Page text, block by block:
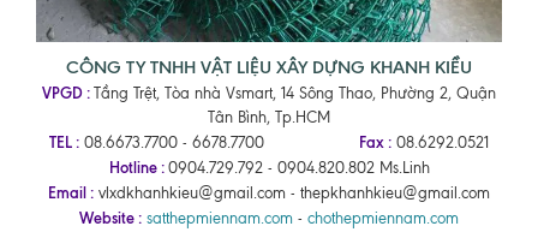
CÔNG TY TNHH VẬT LIỆU XÂY DỰNG KHANH KIỀU
VPGD : Tầng Trệt, Tòa nhà Vsmart, 14 Sông Thao, Phường 2, Quận
Tân Bình, Tp.HCM
TEL : 08.6673.7700 - 6678.7700 Fax : 08.6292.0521
Hotline : 0904.729.792 - 0904.820.802 Ms.Linh
Email : vlxdkhanhkieu@gmail.com - thepkhanhkieu@gmail.com
Website : satthepmiennam.com - chothepmiennam.com